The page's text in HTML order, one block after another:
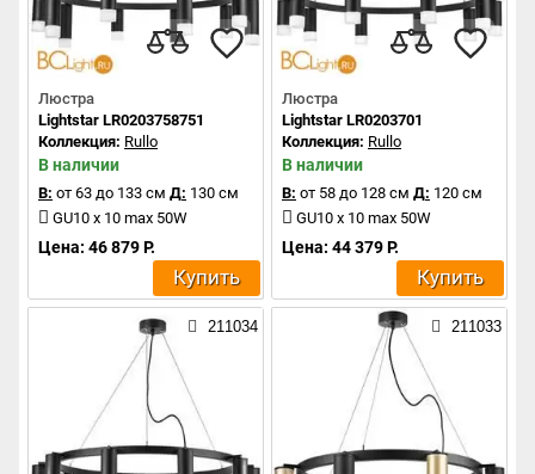
Люстра
Lightstar LR0203758751
Коллекция: Rullo
В наличии
В: от 63 до 133 см Д: 130 см
GU10 x 10 max 50W
Цена: 46 879 Р.
Купить
Люстра
Lightstar LR0203701
Коллекция: Rullo
В наличии
В: от 58 до 128 см Д: 120 см
GU10 x 10 max 50W
Цена: 44 379 Р.
Купить
211034 211033